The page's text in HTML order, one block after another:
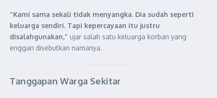
“Kami sama sekali tidak menyangka. Dia sudah seperti
keluarga sendiri. Tapi kepercayaan itu justru
disalahgunakan,” ujar salah satu keluarga korban yang
enggan disebutkan namanya.
Tanggapan Warga Sekitar